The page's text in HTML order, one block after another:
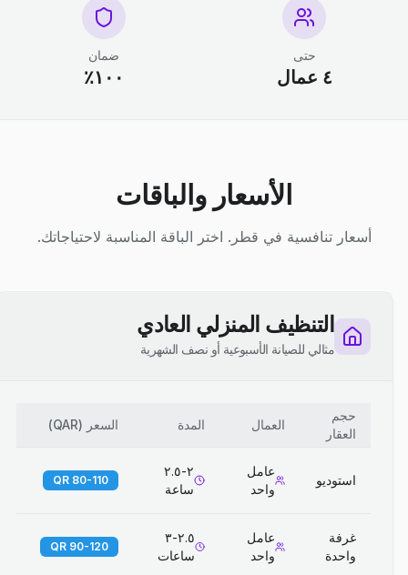
حتى
٤ عمال
ضمان
١٠٠٪
الأسعار والباقات
أسعار تنافسية في قطر. اختر الباقة المناسبة لاحتياجاتك.
التنظيف المنزلي العادي
مثالي للصيانة الأسبوعية أو نصف الشهرية
حجم
العقار
العمال المدة السعر (
QAR
)
استوديو
عامل
واحد
٢-٢.٥
ساعة
80-110 QR
غرفة
واحدة
عامل
واحد
٢.٥-٣
ساعات
90-120 QR